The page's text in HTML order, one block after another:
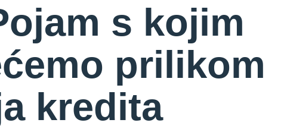
s kojim
prilikom
kredita